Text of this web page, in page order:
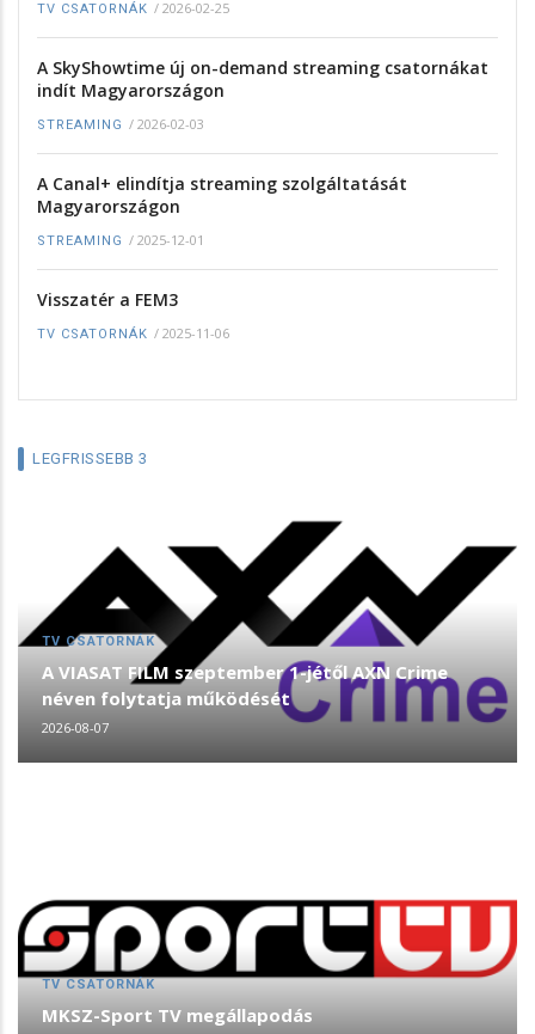
TV CSATORNÁK / 2026-02-25
A SkyShowtime új on-demand streaming csatornákat
indít Magyarországon
STREAMING / 2026-02-03
A Canal+ elindítja streaming szolgáltatását
Magyarországon
STREAMING / 2025-12-01
Visszatér a FEM3
TV CSATORNÁK / 2025-11-06
LEGFRISSEBB 3
TV CSATORNÁK
A VIASAT FILM szeptember 1-jétől AXN Crime
néven folytatja működését
2026-08-07
TV CSATORNÁK
MKSZ-Sport TV megállapodás